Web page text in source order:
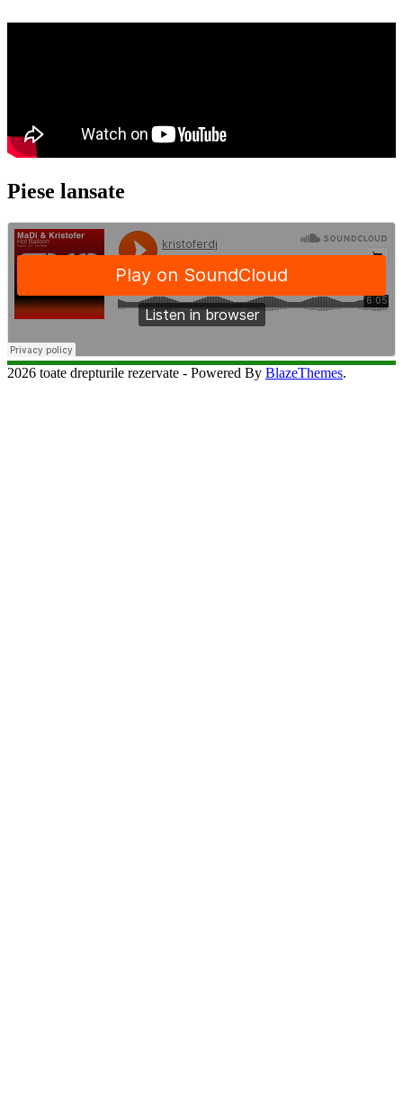
Piese lansate
2026 toate drepturile rezervate - Powered By BlazeThemes.